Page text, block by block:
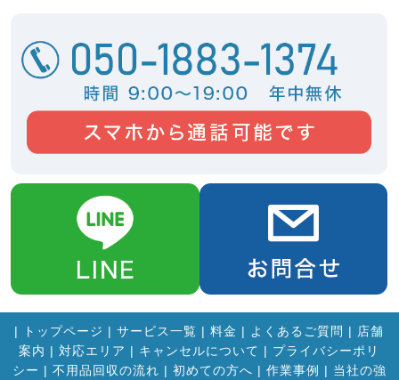
| トップページ | サービス一覧 | 料金 | よくあるご質問 | 店舗
案内 | 対応エリア | キャンセルについて | プライバシーポリ
シー | 不用品回収の流れ | 初めての方へ | 作業事例 | 当社の強